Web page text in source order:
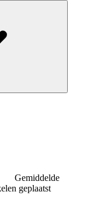
Gemiddelde
geplaatst